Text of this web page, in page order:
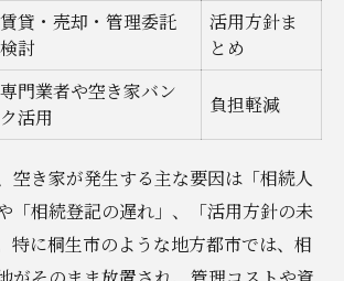
賃貸・売却・管理委託
検討
活用方針ま
とめ
専門業者や空き家バン
ク活用
負担軽減
空き家が発生する主な要因は「相続人
「相続登記の遅れ」、「活用方針の未
特に桐生市のような地方都市では、相